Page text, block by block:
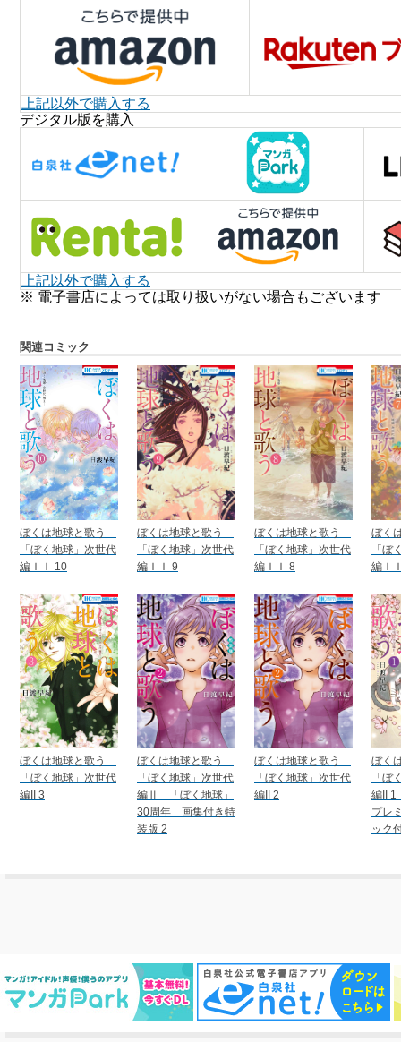
上記以外で購入する
デジタル版を購入
上記以外で購入する
※ 電子書店によっては取り扱いがない場合もございます
関連コミック
ぼくは地球と歌う
「ぼく地球」次世代
編ＩＩ 10
ぼくは地球と歌う
「ぼく地球」次世代
編ＩＩ 9
ぼくは地球と歌う
「ぼく地球」次世代
編ＩＩ 8
ぼく
「ぼ
編Ｉ
ぼくは地球と歌う
「ぼく地球」次世代
編II 3
ぼくは地球と歌う
「ぼく地球」次世代
編Ⅱ 「ぼく地球」
30周年 画集付き特
装版 2
ぼくは地球と歌う
「ぼく地球」次世代
編II 2
ぼく
「ぼ
編II 1
プレ
ック